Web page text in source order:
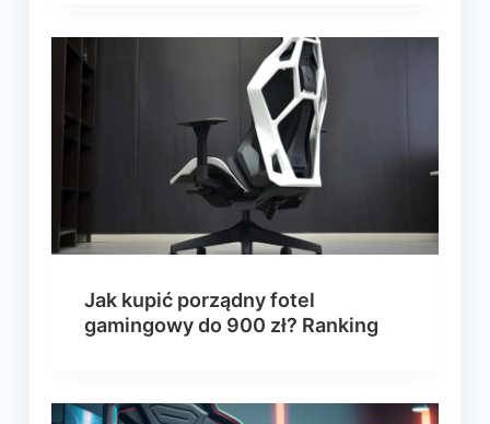
Jak kupić porządny fotel
gamingowy do 900 zł? Ranking